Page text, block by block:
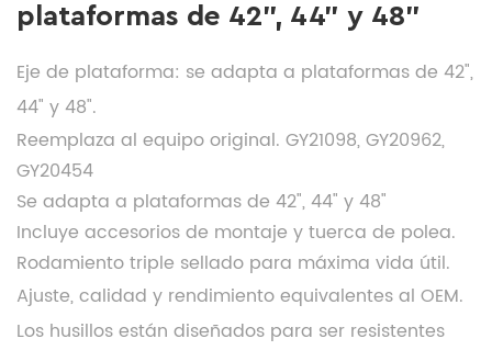
plataformas de 42", 44" y 48"
Eje de plataforma: se adapta a plataformas de 42",
44" y 48".
Reemplaza al equipo original. GY21098, GY20962,
GY20454
Se adapta a plataformas de 42", 44" y 48"
Incluye accesorios de montaje y tuerca de polea.
Rodamiento triple sellado para máxima vida útil.
Ajuste, calidad y rendimiento equivalentes al OEM.
Los husillos están diseñados para ser resistentes